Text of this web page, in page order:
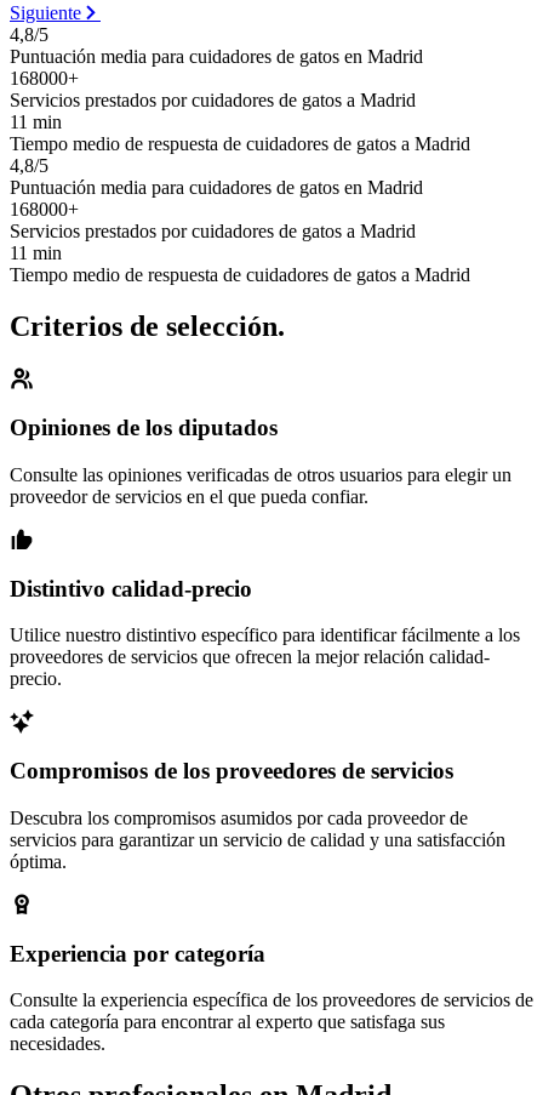
Siguiente
4,8/5
Puntuación media para cuidadores de gatos en Madrid
168000+
Servicios prestados por cuidadores de gatos a Madrid
11 min
Tiempo medio de respuesta de cuidadores de gatos a Madrid
4,8/5
Puntuación media para cuidadores de gatos en Madrid
168000+
Servicios prestados por cuidadores de gatos a Madrid
11 min
Tiempo medio de respuesta de cuidadores de gatos a Madrid
Criterios de selección.
Opiniones de los diputados
Consulte las opiniones verificadas de otros usuarios para elegir un
proveedor de servicios en el que pueda confiar.
Distintivo calidad-precio
Utilice nuestro distintivo específico para identificar fácilmente a los
proveedores de servicios que ofrecen la mejor relación calidad-
precio.
Compromisos de los proveedores de servicios
Descubra los compromisos asumidos por cada proveedor de
servicios para garantizar un servicio de calidad y una satisfacción
óptima.
Experiencia por categoría
Consulte la experiencia específica de los proveedores de servicios de
cada categoría para encontrar al experto que satisfaga sus
necesidades.